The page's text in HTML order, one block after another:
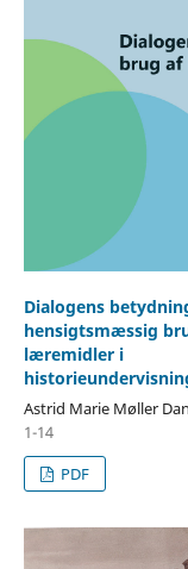
Dialogens
hensigtsmæssig
læremidler i
Astrid Marie Møller
1-14
PDF